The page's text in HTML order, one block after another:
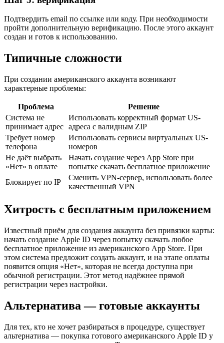
Подтвердить email по ссылке или коду. При необходимости
пройти дополнительную верификацию. После этого аккаунт
создан и готов к использованию.
Типичные сложности
При создании американского аккаунта возникают
характерные проблемы:
Проблема
Решение
Система не
принимает адрес
Использовать корректный формат US-
адреса с валидным ZIP
Требует номер
телефона
Использовать сервисы виртуальных US-
номеров
Не даёт выбрать
«Нет» в оплате
Начать создание через App Store при
попытке скачать бесплатное приложение
Блокирует по IP
Сменить VPN-сервер, использовать более
качественный VPN
Хитрость с бесплатным приложением
Известный приём для создания аккаунта без привязки карты:
начать создание Apple ID через попытку скачать любое
бесплатное приложение из американского App Store. При
этом система предложит создать аккаунт, и на этапе оплаты
появится опция «Нет», которая не всегда доступна при
обычной регистрации. Этот метод надёжнее прямой
регистрации через настройки.
Альтернатива — готовые аккаунты
Для тех, кто не хочет разбираться в процедуре, существует
альтернатива — покупка готового американского Apple ID у